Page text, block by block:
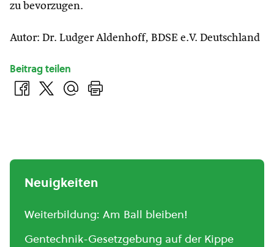
zu bevorzugen.
Autor: Dr. Ludger Aldenhoff, BDSE e.V. Deutschland
Beitrag teilen
Neuigkeiten
Weiterbildung: Am Ball bleiben!
Gentechnik-Gesetzgebung auf der Kippe